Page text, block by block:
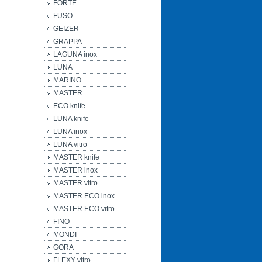
FORTE
FUSO
GEIZER
GRAPPA
LAGUNA inox
LUNA
MARINO
MASTER
ECO knife
LUNA knife
LUNA inox
LUNA vitro
MASTER knife
MASTER inox
MASTER vitro
MASTER ECO inox
MASTER ECO vitro
FINO
MONDI
GORA
FLEXY vitro